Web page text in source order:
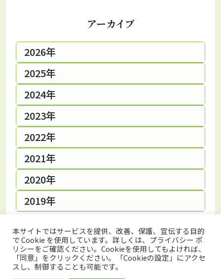
アーカイブ
2026年
2025年
2024年
2023年
2022年
2021年
2020年
2019年
トップページ プライバシーポリシー
本サイトではサービスを提供、改善、保護、宣伝する目的
で Cookie を使用しています。詳しくは、プライバシー ポ
リシーをご確認ください。Cookieを使用してもよければ、
「同意」をクリックください。「Cookieの設定」にアクセ
スし、制御することも可能です。